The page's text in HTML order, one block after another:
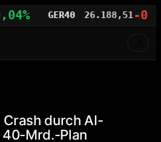
GER40 26.188,51-0,04%
durch AI-
Mrd.-Plan